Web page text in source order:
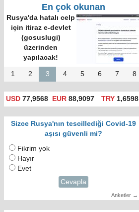
En çok okunan
Rusya'da hatalı celp
için itiraz e-devlet
(gosuslugi)
üzerinden
yapılacak!
1 2 3 4 5 6 7 8
USD 77,9568 EUR 88,9097 TRY1,6598
Sizce Rusya'nın tescillediği Covid-19
aşısı güvenli mi?
Fikrim yok
Hayır
Evet
Cevapla
Anketler →